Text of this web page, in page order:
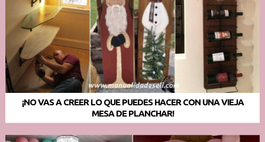
¡NO VAS A CREER LO QUE PUEDES HACER CON UNA VIEJA
MESA DE PLANCHAR!